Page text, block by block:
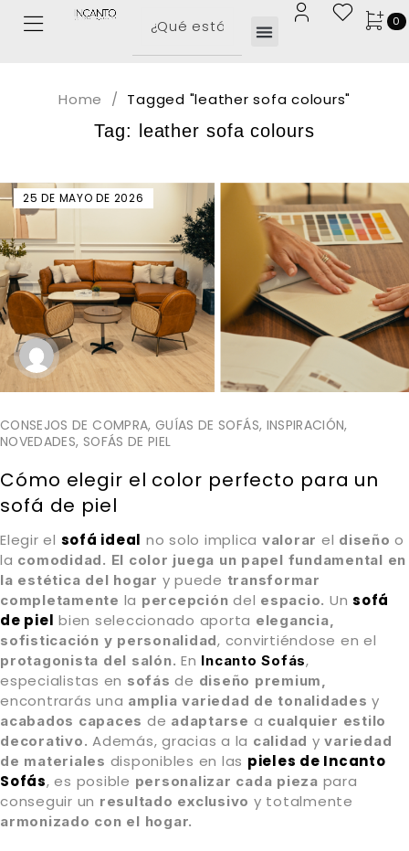
0
Tag: leather sofa colours
Home / Tagged "leather sofa colours"
25 DE MAYO DE 2026
CONSEJOS DE COMPRA, GUÍAS DE SOFÁS, INSPIRACIÓN,
NOVEDADES, SOFÁS DE PIEL
Cómo elegir el color perfecto para un
sofá de piel
Elegir el sofá ideal no solo implica valorar el diseño o
la comodidad. El color juega un papel fundamental en
la estética del hogar y puede transformar
completamente la percepción del espacio. Un sofá
de piel bien seleccionado aporta elegancia,
sofisticación y personalidad, convirtiéndose en el
protagonista del salón. En Incanto Sofás,
especialistas en sofás de diseño premium,
encontrarás una amplia variedad de tonalidades y
acabados capaces de adaptarse a cualquier estilo
decorativo. Además, gracias a la calidad yvariedad
de materiales disponibles en las pieles de Incanto
Sofás, es posible personalizar cada pieza para
conseguir un resultado exclusivo y totalmente
armonizado con el hogar.